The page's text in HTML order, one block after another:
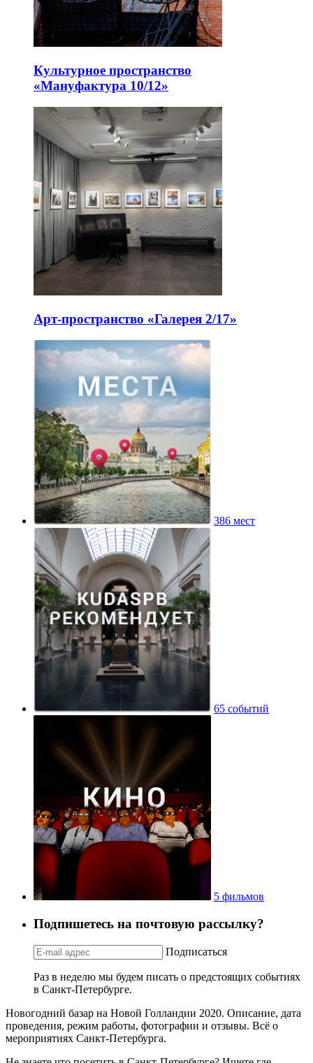
Культурное пространство
«Мануфактура 10/12»
Арт-пространство «Галерея 2/17»
386 мест
65 событий
5 фильмов
Подпишетесь на почтовую рассылку?
Подписаться
Раз в неделю мы будем писать о предстоящих событиях
в Санкт-Петербурге.
Новогодний базар на Новой Голландии 2020. Описание, дата
проведения, режим работы, фотографии и отзывы. Всё о
мероприятиях Санкт-Петербурга.